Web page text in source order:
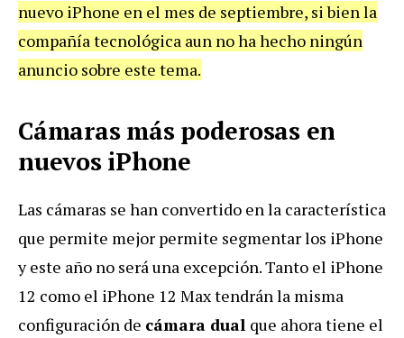
nuevo iPhone en el mes de septiembre, si bien la
compañía tecnológica aun no ha hecho ningún
anuncio sobre este tema.
Cámaras más poderosas en
nuevos iPhone
Las cámaras se han convertido en la característica
que permite mejor permite segmentar los iPhone
y este año no será una excepción. Tanto el iPhone
12 como el iPhone 12 Max tendrán la misma
configuración de cámara dual que ahora tiene el